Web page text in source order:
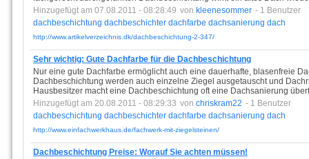
Hinzugefügt am 07.08.2011 - 08:28:49 von kleenesommer - 1 Benutzer
dachbeschichtung dachbeschichter dachfarbe dachsanierung dach
http://www.artikelverzeichnis.dk/dachbeschichtung-2-347/
Sehr wichtig: Gute Dachfarbe für die Dachbeschichtung
Nur eine gute Dachfarbe ermöglicht auch eine dauerhafte, blasenfreie
Dachbeschichtung werden auch einzelne Ziegel ausgetauscht und
Hausbesitzer macht eine Dachbeschichtung oft eine Dachsanierung
Hinzugefügt am 20.08.2011 - 08:29:33 von chriskram22 - 1 Benutzer
dachbeschichtung dachbeschichter dachfarbe dachsanierung dach
http://www.einfachwerkhaus.de/fachwerk-mit-ziegelsteinen/
Dachbeschichtung Preise: Worauf Sie achten müssen!